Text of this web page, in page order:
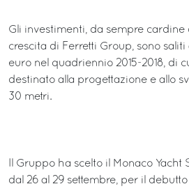
Gli investimenti, da sempre cardine
crescita di Ferretti Group, sono saliti
euro nel quadriennio 2015-2018, di
destinato alla progettazione e allo
30 metri.
Il Gruppo ha scelto il Monaco
dal 26 al 29 settembre, per il